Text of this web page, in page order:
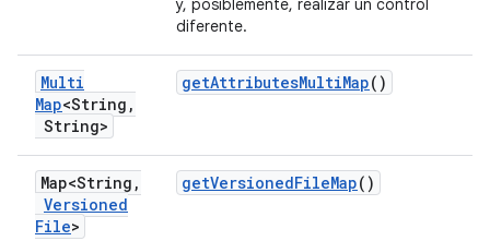
y, posiblemente, realizar un control
diferente.
Multi
Map<String ,
String>
getAttributesMultiMap()
Map<String ,
Versioned
File>
getVersionedFileMap()